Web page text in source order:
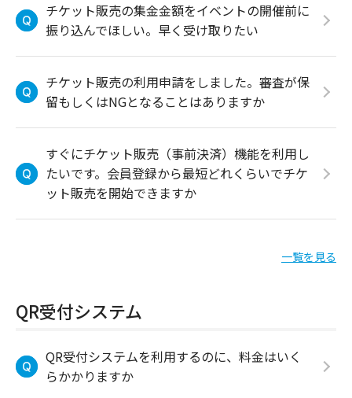
チケット販売の集金金額をイベントの開催前に
振り込んでほしい。早く受け取りたい
チケット販売の利用申請をしました。審査が保
留もしくはNGとなることはありますか
すぐにチケット販売（事前決済）機能を利用し
たいです。会員登録から最短どれくらいでチケ
ット販売を開始できますか
一覧を見る
QR受付システム
QR受付システムを利用するのに、料金はいく
らかかりますか